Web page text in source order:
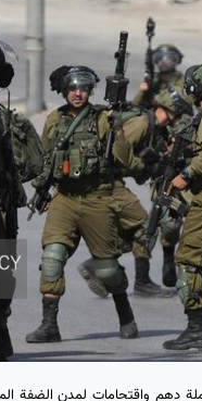
دهم واقتحامات لمدن الضفة